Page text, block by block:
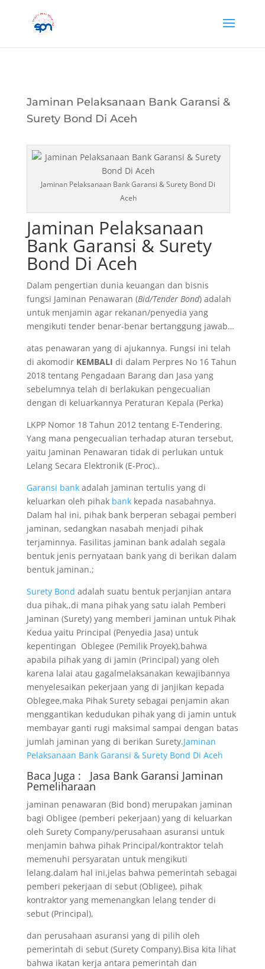
Jaminan Pelaksanaan Bank Garansi &
Surety Bond Di Aceh
Jaminan Pelaksanaan Bank Garansi & Surety Bond Di
Aceh
Jaminan Pelaksanaan
Bank Garansi & Surety
Bond Di Aceh
Dalam pengertian dunia keuangan dan bisnis
fungsi Jaminan Penawaran (Bid/Tender Bond) adalah
untuk menjamin agar rekanan/penyedia yang
mengikuti tender benar-benar bertanggung jawab…
atas penawaran yang di ajukannya. Fungsi ini telah
di akomodir KEMBALI di dalam Perpres No 16 Tahun
2018 tentang Pengadaan Barang dan Jasa yang
sebelumnya telah di berlakukan pengecualian
dengan di keluarkannya Peraturan Kepala (Perka)
LKPP Nomor 18 Tahun 2012 tentang E-Tendering.
Yang mana pengecualian terhadap aturan tersebut,
yaitu Jaminan Penawaran tidak di perlukan untuk
Lelang Secara Elektronik (E-Proc)..
Garansi bankadalah jaminan tertulis yang di
keluarkan oleh pihakbankkepada nasabahnya.
Dalam hal ini, pihak bank berperan sebagai pemberi
jaminan, sedangkan nasabah menjadi pihak
terjaminnya. Fasilitas jaminan bank adalah segala
bentuk jenis pernyataan bank yang di berikan dalam
bentuk jaminan.;
Surety Bond adalah suatu bentuk perjanjian antara
dua pihak,,di mana pihak yang satu ialah Pemberi
Jaminan (Surety) yang memberi jaminan untuk Pihak
Kedua yaitu Principal (Penyedia Jasa) untuk
kepentingan Oblegee (Pemilik Proyek),bahwa
apabila pihak yang di jamin (Principal) yang oleh
karena lalai atau gagalmelaksanakan kewajibannya
menyelesaikan pekerjaan yang di janjikan kepada
Oblegee,maka Pihak Surety sebagai penjamin akan
menggantikan kedudukan pihak yang di jamin untuk
membayar ganti rugi maksimal sampai dengan batas
jumlah jaminan yang di berikan Surety.Jaminan
Pelaksanaan Bank Garansi & Surety Bond Di Aceh
Baca Juga : Jasa Bank Garansi Jaminan
Pemeliharaan
jaminan penawaran (Bid bond) merupakan jaminan
bagi Obligee (pemberi pekerjaan) yang di keluarkan
oleh Surety Company/perusahaan asuransi untuk
menjamin bahwa pihak Principal/kontraktor telah
memenuhi persyaratan untuk mengikuti
lelang.dalam hal ini,jelas bahwa pemerintah sebagai
pemberi pekerjaan di sebut (Obligee), pihak
kontraktor yang memenangkan lelang tender di
sebut (Principal),
dan perusahaan asuransi yang di pilih oleh
pemerintah di sebut (Surety Company).Bisa kita lihat
bahwa ikatan kerja antara pemerintah dan